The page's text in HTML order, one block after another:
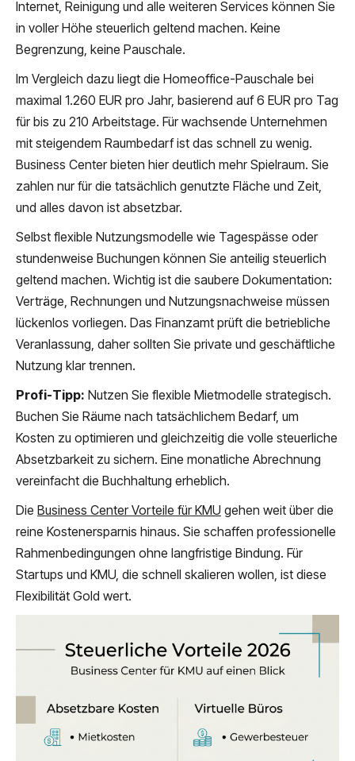
Internet, Reinigung und alle weiteren Services können Sie
in voller Höhe steuerlich geltend machen. Keine
Begrenzung, keine Pauschale.
Im Vergleich dazu liegt die Homeoffice-Pauschale bei
maximal 1.260 EUR pro Jahr, basierend auf 6 EUR pro Tag
für bis zu 210 Arbeitstage. Für wachsende Unternehmen
mit steigendem Raumbedarf ist das schnell zu wenig.
Business Center bieten hier deutlich mehr Spielraum. Sie
zahlen nur für die tatsächlich genutzte Fläche und Zeit,
und alles davon ist absetzbar.
Selbst flexible Nutzungsmodelle wie Tagespässe oder
stundenweise Buchungen können Sie anteilig steuerlich
geltend machen. Wichtig ist die saubere Dokumentation:
Verträge, Rechnungen und Nutzungsnachweise müssen
lückenlos vorliegen. Das Finanzamt prüft die betriebliche
Veranlassung, daher sollten Sie private und geschäftliche
Nutzung klar trennen.
Profi-Tipp: Nutzen Sie flexible Mietmodelle strategisch.
Buchen Sie Räume nach tatsächlichem Bedarf, um
Kosten zu optimieren und gleichzeitig die volle steuerliche
Absetzbarkeit zu sichern. Eine monatliche Abrechnung
vereinfacht die Buchhaltung erheblich.
Die Business Center Vorteile für KMU gehen weit über die
reine Kostenersparnis hinaus. Sie schaffen professionelle
Rahmenbedingungen ohne langfristige Bindung. Für
Startups und KMU, die schnell skalieren wollen, ist diese
Flexibilität Gold wert.